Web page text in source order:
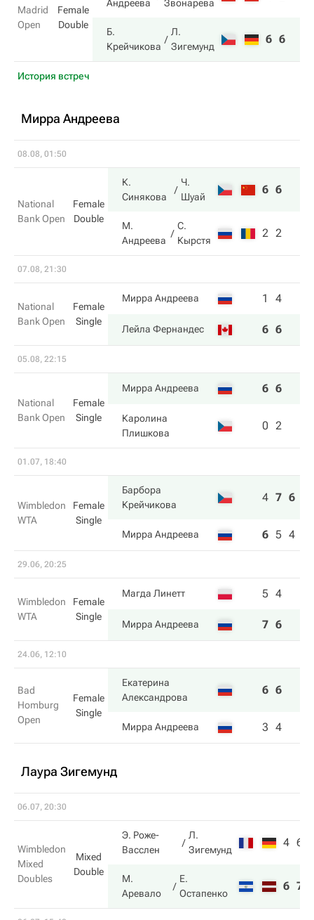
Madrid
Open
Female
Double
Андреева
Звонарева
Б.
Крейчикова
Л.
Зигемунд
6 6
История встреч
Мирра Андреева
08.08, 01:50
National
Bank Open
Female
Double
К.
Синякова
Ч.
Шуай
6 6
М.
Андреева
С.
Кырстя
2 2
07.08, 21:30
National
Bank Open
Female
Single
Мирра Андреева 1 4
Лейла Фернандес 6 6
05.08, 22:15
National
Bank Open
Female
Single
Мирра Андреева 6 6
Каролина
Плишкова
0 2
01.07, 18:40
Wimbledon
WTA
Female
Single
Барбора
Крейчикова
4 7 6
Мирра Андреева 6 5 4
29.06, 20:25
Wimbledon
WTA
Female
Single
Магда Линетт 5 4
Мирра Андреева 7 6
24.06, 12:10
Bad
Homburg
Open
Female
Single
Екатерина
Александрова
6 6
Мирра Андреева 3 4
Лаура Зигемунд
06.07, 20:30
Wimbledon
Mixed
Doubles
Mixed
Double
Э. Роже-
Васслен
Л.
Зигемунд
4 6
М.
Аревало
Е.
Остапенко
6 7